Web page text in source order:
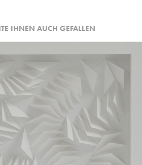
IHNEN AUCH GEFALLEN
2023